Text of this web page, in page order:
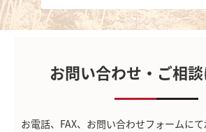
お問い合わせ・ご相
お電話、FAX、お問い合わせフォームにて